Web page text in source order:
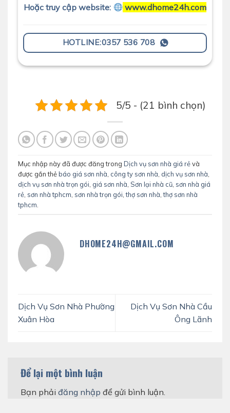
Hoặc truy cập website: www.dhome24h.com
HOTLINE:0357 536 708
5/5 - (21 bình chọn)
Mục nhập này đã được đăng trong Dịch vụ sơn nhà giá rẻvà
được gắn thẻ báo giá sơn nhà công ty sơn nhà dịch vụ sơn nhà
dịch vụ sơn nhà trọn gói giá sơn nhà Sơn lại nhà cũ sơn nhà giá
rẻ sơn nhà tphcm sơn nhà trọn gói ,thợ sơn nhà ,thợ sơn nhà
tphcm
DHOME24H@GMAIL.COM
Dịch Vụ Sơn Nhà Phường
Xuân Hòa
Dịch Vụ Sơn Nhà Cầu
Ông Lãnh
Để lại một bình luận
Bạn phải đăng nhập để gửi bình luận.